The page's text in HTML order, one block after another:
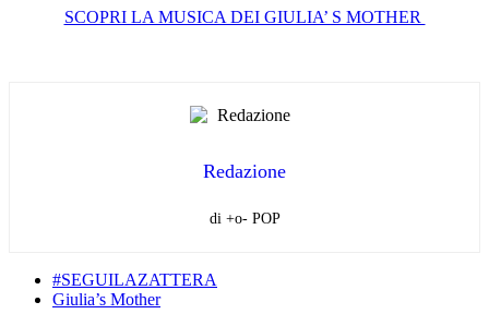
SCOPRI LA MUSICA DEI GIULIA’ S MOTHER
Redazione
di +o- POP
#SEGUILAZATTERA
Giulia’s Mother